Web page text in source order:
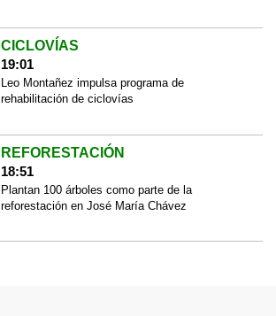
CICLOVÍAS
19:01
Leo Montañez impulsa programa de
rehabilitación de ciclovías
REFORESTACIÓN
18:51
Plantan 100 árboles como parte de la
reforestación en José María Chávez